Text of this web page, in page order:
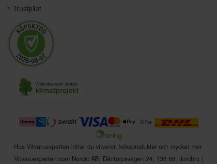
Trustpilot
Hos Vitvaruexperten hittar du vitvaror, köksprodukter och mycket mer.
Vitvaruexperten.com Nordic AB, Dåntorpsvägen 24, 136 50, Jordbro |